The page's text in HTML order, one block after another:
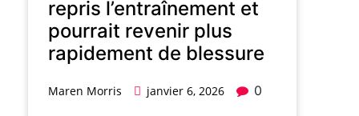
repris l’entraînement et
pourrait revenir plus
rapidement de blessure
Maren Morris janvier 6, 2026 0